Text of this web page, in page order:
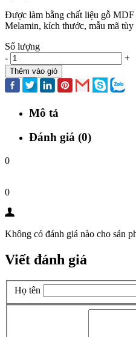
Được làm bằng chất liệu gỗ MDF
Melamin, kích thước, mẫu mã
Số lượng
-
+
Thêm vào giỏ
Mô tả
Đánh giá (0)
0
0
Không có đánh giá nào cho sản
Viết đánh giá
Họ tên